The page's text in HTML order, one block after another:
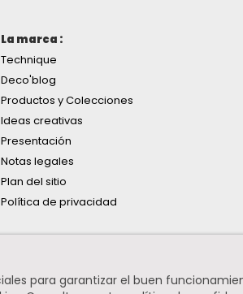
La marca :
Technique
Deco'blog
Productos y Colecciones
Ideas creativas
Presentación
Notas legales
Plan del sitio
Política de privacidad
para garantizar el buen